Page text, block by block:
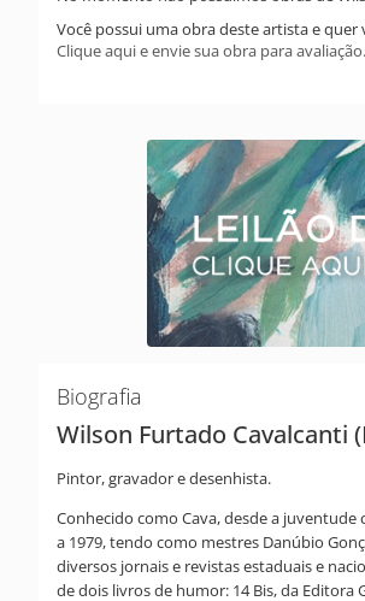
Você possui uma obra deste artista e quer
Clique aqui e envie sua obra para avaliação.
Biografia
Wilson Furtado Cavalcanti
Pintor, gravador e desenhista.
Conhecido como Cava, desde a
a 1979, tendo como mestres Danúbio
diversos jornais e revistas estaduais e
de dois livros de humor: 14 Bis, da